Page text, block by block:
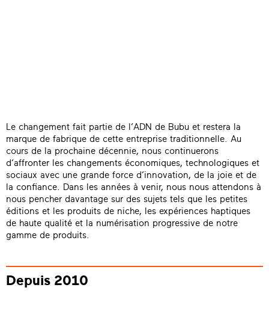
Le changement fait partie de l’ADN de Bubu et restera la
marque de fabrique de cette entreprise traditionnelle. Au
cours de la prochaine décennie, nous continuerons
d’affronter les changements économiques, technologiques et
sociaux avec une grande force d’innovation, de la joie et de
la confiance. Dans les années à venir, nous nous attendons à
nous pencher davantage sur des sujets tels que les petites
éditions et les produits de niche, les expériences haptiques
de haute qualité et la numérisation progressive de notre
gamme de produits.
Depuis 2010